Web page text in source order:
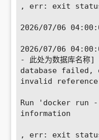
, err: exit
2026/07/06
2026/07/06
- 此处为数据库名
database
invalid
Run 'docker run
information
, err: exit